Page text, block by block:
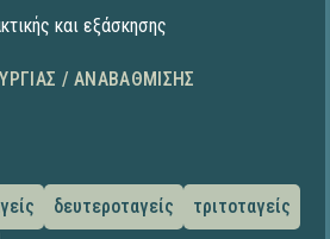
και εξάσκησης
/ ΑΝΑΒΆΘΜΙΣΗΣ
δευτεροταγείς
τριτοταγείς